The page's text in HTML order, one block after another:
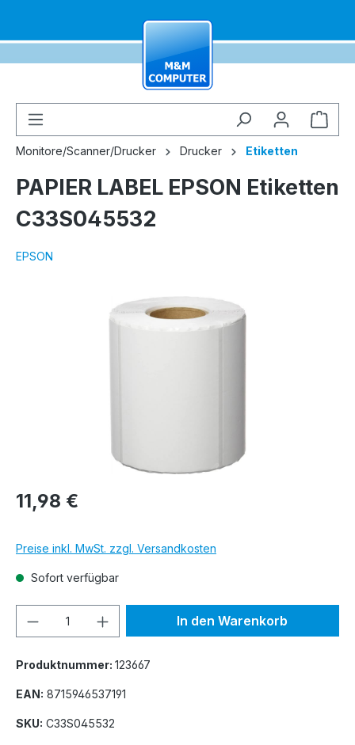
Monitore/Scanner/Drucker Drucker Etiketten
PAPIER LABEL EPSON Etiketten
C33S045532
EPSON
Bildergalerie überspringen
11,98 €
Preise inkl. MwSt. zzgl. Versandkosten
Sofort verfügbar
Produkt Anzahl: Gib denIn den Warenkorb
Produktnummer: 123667
EAN: 8715946537191
SKU: C33S045532